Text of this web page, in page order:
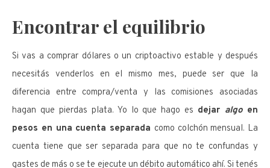
Encontrar el equilibrio
Si vas a comprar dólares o un criptoactivo estable y después
necesitás venderlos en el mismo mes, puede ser que la
diferencia entre compra/venta y las comisiones asociadas
hagan que pierdas plata. Yo lo que hago es dejar algoen
pesos en una cuenta separada como colchón mensual. La
cuenta tiene que ser separada para que no te confundas y
gastes de más o se te ejecute un débito automático ahí. Si tenés